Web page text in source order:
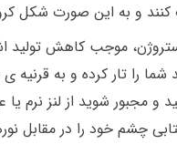
و به این صورت شکل
هورمون استروژن، موجب
را تار کرده و به
مجبور شوید از لنز نرم
چشم خود را در مقابل